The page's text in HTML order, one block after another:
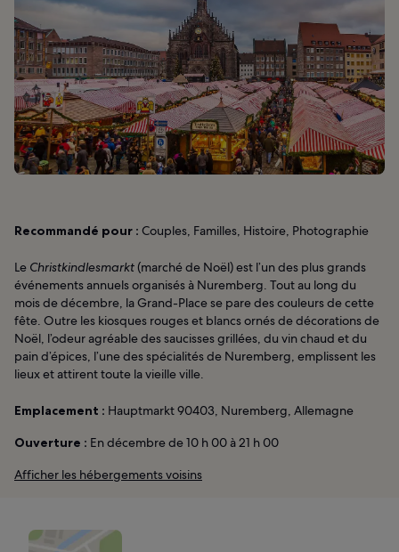
Recommandé pour : Couples, Familles, Histoire, Photographie
Le Christkindlesmarkt(marché de Noël) est l’un des plus grands
événements annuels organisés à Nuremberg. Tout au long du
mois de décembre, la Grand-Place se pare des couleurs de cette
fête. Outre les kiosques rouges et blancs ornés de décorations de
Noël, l’odeur agréable des saucisses grillées, du vin chaud et du
pain d’épices, l’une des spécialités de Nuremberg, emplissent les
lieux et attirent toute la vieille ville.
Emplacement : Hauptmarkt 90403, Nuremberg, Allemagne
Ouverture : En décembre de 10 h 00 à 21 h 00
Afficher les hébergements voisins